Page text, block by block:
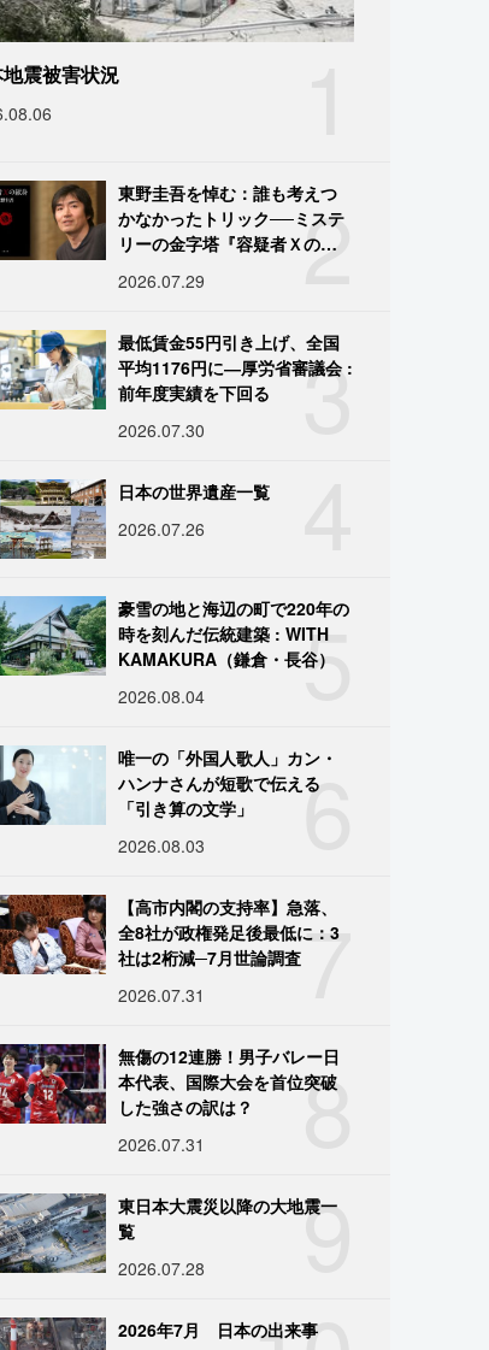
震被害状況
2
東野圭吾を悼む：誰も考えつ
かなかったトリック──ミステ
リーの金字塔『容疑者Ｘの献
2026.07.29
3
最低賃金55円引き上げ、全国
平均1176円に―厚労省審議会 :
前年度実績を下回る
2026.07.30
日本の世界遺産一覧
2026.07.26
5
豪雪の地と海辺の町で220年の
時を刻んだ伝統建築 : WITH
KAMAKURA（鎌倉・長谷）
2026.08.04
6
唯一の「外国人歌人」カン・
ハンナさんが短歌で伝える
「引き算の文学」
2026.08.03
7
【高市内閣の支持率】急落、
全8社が政権発足後最低に：3
社は2桁減─7月世論調査
2026.07.31
8
無傷の12連勝！男子バレー日
本代表、国際大会を首位突破
した強さの訳は？
2026.07.31
9
東日本大震災以降の大地震一
覧
2026.07.28
2026年7月 日本の出来事